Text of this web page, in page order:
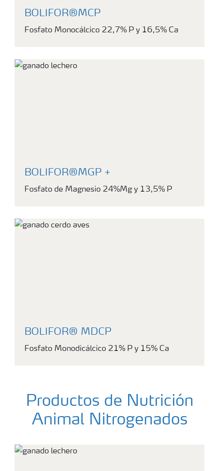
BOLIFOR®MCP
Fosfato Monocálcico 22,7% P y 16,5% Ca
BOLIFOR®MGP +
Fosfato de Magnesio 24%Mg y 13,5% P
BOLIFOR® MDCP
Fosfato Monodicálcico 21% P y 15% Ca
Productos de Nutrición
Animal Nitrogenados